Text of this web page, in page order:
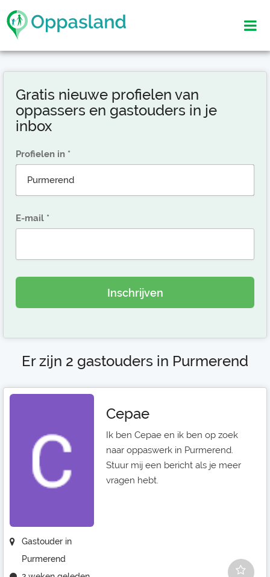
Gratis nieuwe profielen van
oppassers en gastouders in je
inbox
Profielen in
E-mail
Inschrijven
Er zijn 2 gastouders in Purmerend
Gastouder in
Purmerend
Cepae
Ik ben Cepae en ik ben op zoek
naar oppaswerk in Purmerend.
Stuur mij een bericht als je meer
vragen hebt.